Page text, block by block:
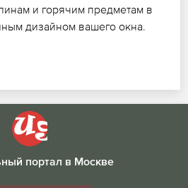
и горячим предметам в
дизайном вашего окна.
портал в Москве